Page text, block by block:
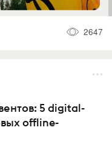
2647
5 digital-
offline-